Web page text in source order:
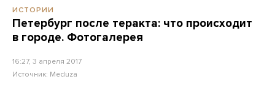
ИСТОРИИ
Петербург после теракта: что происходит
в городе. Фотогалерея
16:27, 3 апреля 2017
Источник: Meduza